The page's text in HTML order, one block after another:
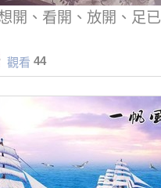
開、看開、放開、足已
觀看 44